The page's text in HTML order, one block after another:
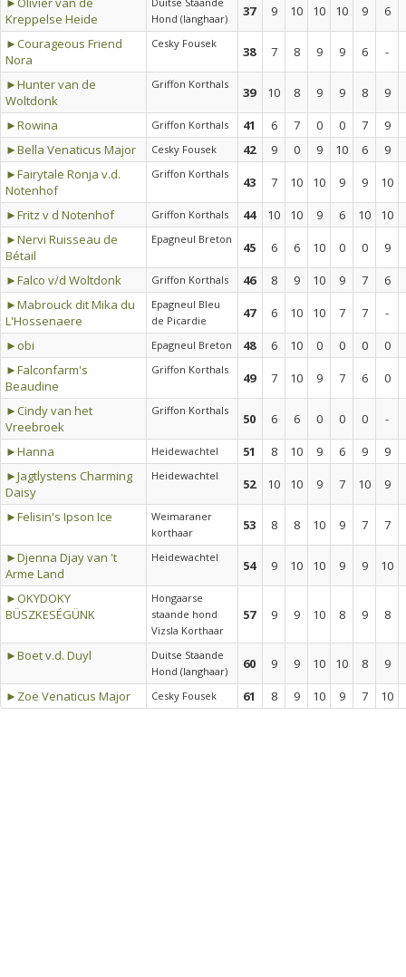
Kreppelse Heide
Hond (langhaar)
37 9 10 10 10 9
6
►Courageous Friend
Nora
Cesky Fousek
38 7 8 9 9 6
-
►Hunter van de
Woltdonk
Griffon Korthals
39 10 8 9 9 8
9
►Rowina
Griffon Korthals 41 6 7 0 0 7
9
►Bella Venaticus Major
Cesky Fousek 42 9 0 9 10 6
9
►Fairytale Ronja v.d.
Notenhof
Griffon Korthals
43 7 10 10 9 9
10
►Fritz v d Notenhof
Griffon Korthals 44 10 10 9 6 10
10
►Nervi Ruisseau de
Bétail
Epagneul Breton
45 6 6 10 0 0
9
►Falco v/d Woltdonk
Griffon Korthals 46 8 9 10 9 7
6
►Mabrouck dit Mika du
L'Hossenaere
Epagneul Bleu
de Picardie
47 6 10 10 7 7
-
►obi
Epagneul Breton 48 6 10 0 0 0
0
►Falconfarm's
Beaudine
Griffon Korthals
49 7 10 9 7 6
0
►Cindy van het
Vreebroek
Griffon Korthals
50 6 6 0 0 0
-
►Hanna
Heidewachtel 51 8 10 9 6 9
9
►Jagtlystens Charming
Daisy
Heidewachtel
52 10 10 9 7 10
9
►Felisin's Ipson Ice
Weimaraner
korthaar
53 8 8 10 9 7
7
►Djenna Djay van 't
Arme Land
Heidewachtel
54 9 10 10 9 9
10
►OKYDOKY
BÜSZKESÉGÜNK
Hongaarse
staande hond
Vizsla Korthaar
57 9 9 10 8 9 8
►Boet v.d. Duyl
Duitse Staande
Hond (langhaar)
60 9 9 10 10 8
9
►Zoë Venaticus Major
Cesky Fousek 61 8 9 10 9 7 10